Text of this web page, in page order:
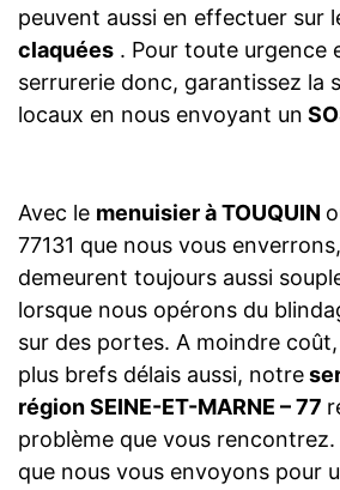
peuvent aussi en effectuer sur
claquées . Pour toute urgence
serrurerie donc, garantissez la
locaux en nous envoyant un
Avec le menuisier à TOUQUIN
77131 que nous vous
demeurent toujours aussi
lorsque nous opérons du
sur des portes. A moindre
plus brefs délais aussi, notre
région SEINE-ET-MARNE – 77
problème que vous
que nous vous envoyons pour